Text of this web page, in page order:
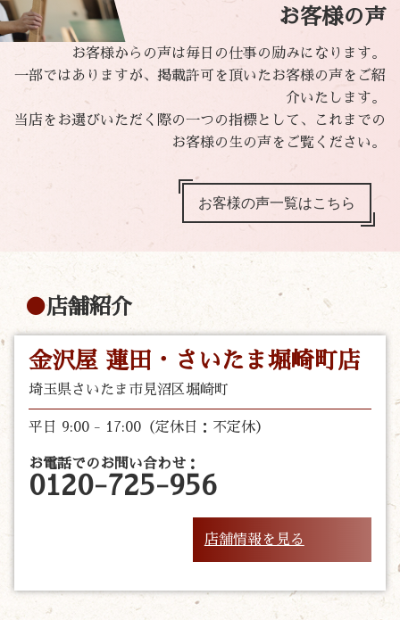
お客様の声
お客様からの声は毎日の仕事の励みになります。
一部ではありますが、掲載許可を頂いたお客様の声をご紹
介いたします。
当店をお選びいただく際の一つの指標として、これまでの
お客様の生の声をご覧ください。
お客様の声一覧はこちら
店舗紹介
金沢屋 蓮田・さいたま堀崎町店
埼玉県さいたま市見沼区堀崎町
平日 9:00 - 17:00（定休日：不定休）
お電話でのお問い合わせ：
0120-725-956
店舗情報を見る